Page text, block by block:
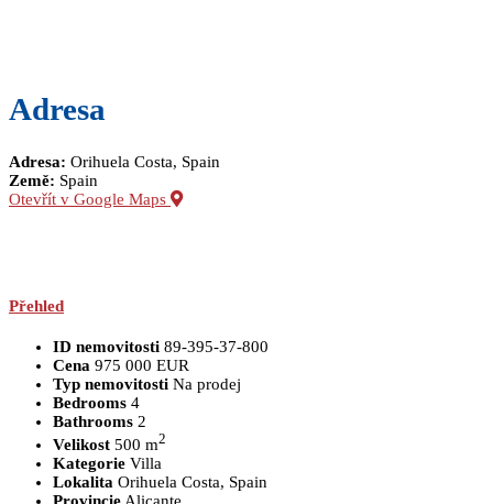
Adresa
Adresa: Orihuela Costa, Spain
Země: Spain
Otevřít v Google Maps
Přehled
ID nemovitosti 89-395-37-800
Cena 975 000 EUR
Typ nemovitosti Na prodej
Bedrooms 4
Bathrooms 2
Velikost 500 m2
Kategorie Villa
Lokalita Orihuela Costa, Spain